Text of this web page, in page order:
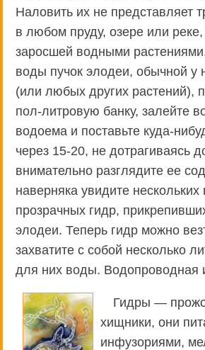
Наловить их не представляет
в любом пруду, озере или
заросшей водными
воды пучок элодеи, обычной у
(или любых других растений),
пол-литровую банку, залейте
водоема и поставьте куда-
через 15-20, не дотрагиваясь
внимательно разглядите ее
наверняка увидите нескольких
прозрачных гидр,
элодеи. Теперь гидр можно
захватите с собой несколько
для них воды. Водопроводная
Гидры —
хищники, они
инфузориями,